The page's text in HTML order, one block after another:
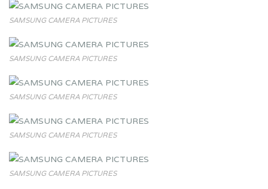
SAMSUNG CAMERA PICTURES
SAMSUNG CAMERA PICTURES
SAMSUNG CAMERA PICTURES
SAMSUNG CAMERA PICTURES
SAMSUNG CAMERA PICTURES